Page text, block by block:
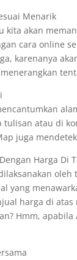
Menarik
kita akan
cara online
karenanya
tulisan atau di
juga
Harga Di
yang
harga di
Hmm,